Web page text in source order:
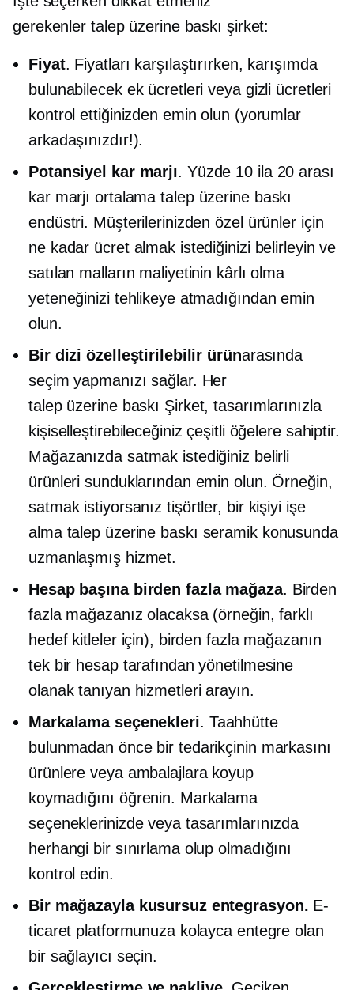
gerekenler talep üzerine baskı şirket:
Fiyat. Fiyatları karşılaştırırken, karışımda
bulunabilecek ek ücretleri veya gizli ücretleri
kontrol ettiğinizden emin olun (yorumlar
arkadaşınızdır!).
Potansiyel kar marjı. Yüzde 10 ila 20 arası
kar marjı ortalamatalep üzerine baskı
endüstri. Müşterilerinizden özel ürünler için
ne kadar ücret almak istediğinizi belirleyin ve
satılan malların maliyetinin kârlı olma
yeteneğinizi tehlikeye atmadığından emin
olun.
Bir dizi özelleştirilebilir ürünarasında
seçim yapmanızı sağlar. Her
talep üzerine baskı Şirket, tasarımlarınızla
kişiselleştirebileceğiniz çeşitli öğelere sahiptir.
Mağazanızda satmak istediğiniz belirli
ürünleri sunduklarından emin olun. Örneğin,
satmak istiyorsanız tişörtler, bir kişiyi işe
alma talep üzerine baskı seramik konusunda
uzmanlaşmış hizmet.
Hesap başına birden fazla mağaza. Birden
fazla mağazanız olacaksa (örneğin, farklı
hedef kitleler için), birden fazla mağazanın
tek bir hesap tarafından yönetilmesine
olanak tanıyan hizmetleri arayın.
Markalama seçenekleri. Taahhütte
bulunmadan önce bir tedarikçinin markasını
ürünlere veya ambalajlara koyup
koymadığını öğrenin. Markalama
seçeneklerinizde veya tasarımlarınızda
herhangi bir sınırlama olup olmadığını
kontrol edin.
Bir mağazayla kusursuz entegrasyon. E-
ticaret platformunuza kolayca entegre olan
bir sağlayıcı seçin.